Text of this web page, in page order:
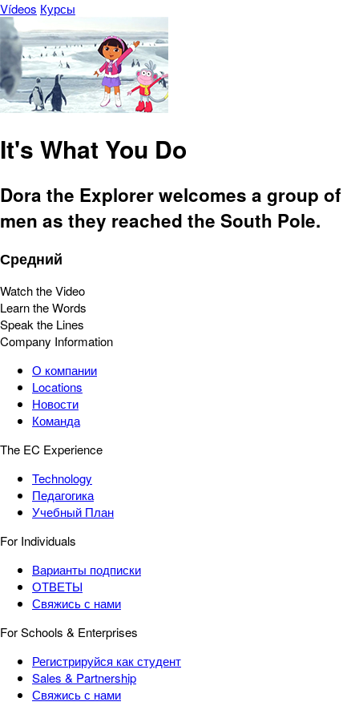
Vídeos Курсы
It's What You Do
Dora the Explorer welcomes a group of
men as they reached the South Pole.
Средний
Watch the Video
Learn the Words
Speak the Lines
Company Information
О компании
Locations
Новости
Команда
The EC Experience
Technology
Педагогика
Учебный План
For Individuals
Варианты подписки
ОТВЕТЫ
Свяжись с нами
For Schools & Enterprises
Регистрируйся как студент
Sales & Partnership
Свяжись с нами